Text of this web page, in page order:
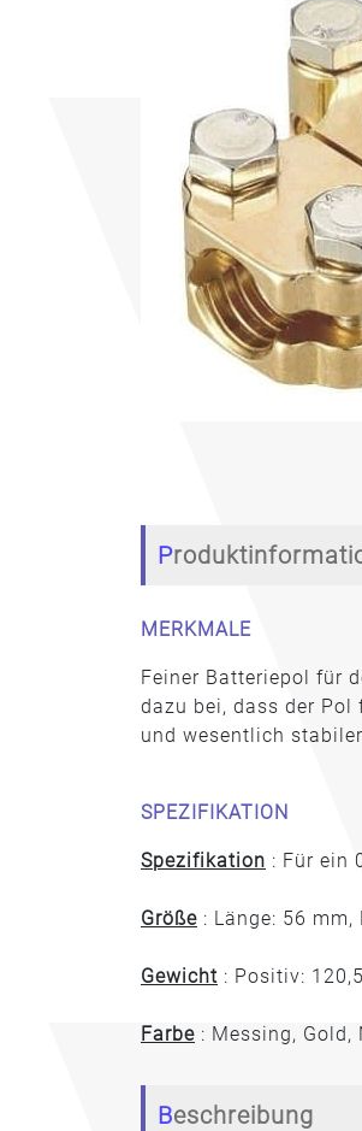
Previous
MERKMALE
Feiner Batteriepol für
dazu bei, dass der
und wesentlich
SPEZIFIKATION
Spezifikation : Für ein
Größe : Länge: 56 mm,
Gewicht : Positiv:
Farbe : Messing,
Beschreibung